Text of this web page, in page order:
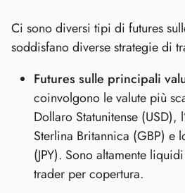
Ci sono diversi tipi di futures
soddisfano diverse strategie di
Futures sulle principali
coinvolgono le valute più
Dollaro Statunitense (USD),
Sterlina Britannica (GBP) e
(JPY). Sono altamente
trader per copertura.